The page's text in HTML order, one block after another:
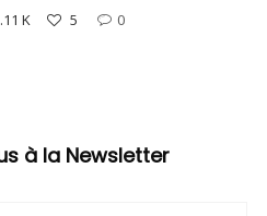
K 5 0
à la Newsletter